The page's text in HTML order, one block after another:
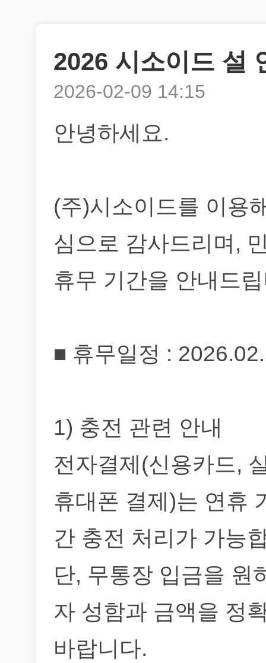
2026 시소이드 설
2026-02-09 14:15
안녕하세요.
(주)시소이드를 이용
심으로 감사드리며,
휴무 기간을 안내드
■ 휴무일정 :
1) 충전 관련 안내
전자결제(신용카드,
휴대폰 결제)는 연휴
간 충전 처리가 가능
단, 무통장 입금을 원
자 성함과 금액을 정
바랍니다.